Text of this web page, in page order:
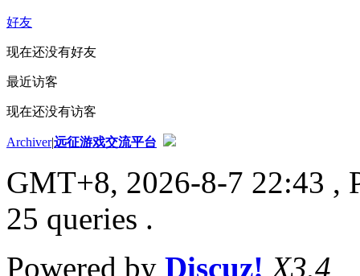
好友
现在还没有好友
最近访客
现在还没有访客
Archiver|远征游戏交流平台
GMT+8, 2026-8-7 22:43 ,
25 queries .
Powered by Discuz! X3.4